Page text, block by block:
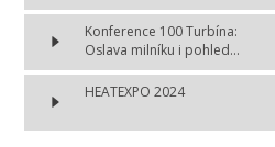
Konference 100 Turbína:
Oslava milníku i pohled...
HEATEXPO 2024